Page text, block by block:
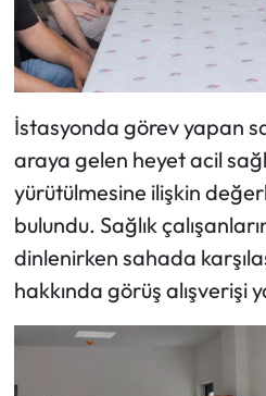
İstasyonda görev yapan
araya gelen heyet acil
yürütülmesine ilişkin
bulundu. Sağlık
dinlenirken sahada
hakkında görüş alışverişi
Sungurlu Haberleri
Turizm
Uğurludağ Haberleri
Yayla Haber
Yemek Tarifleri